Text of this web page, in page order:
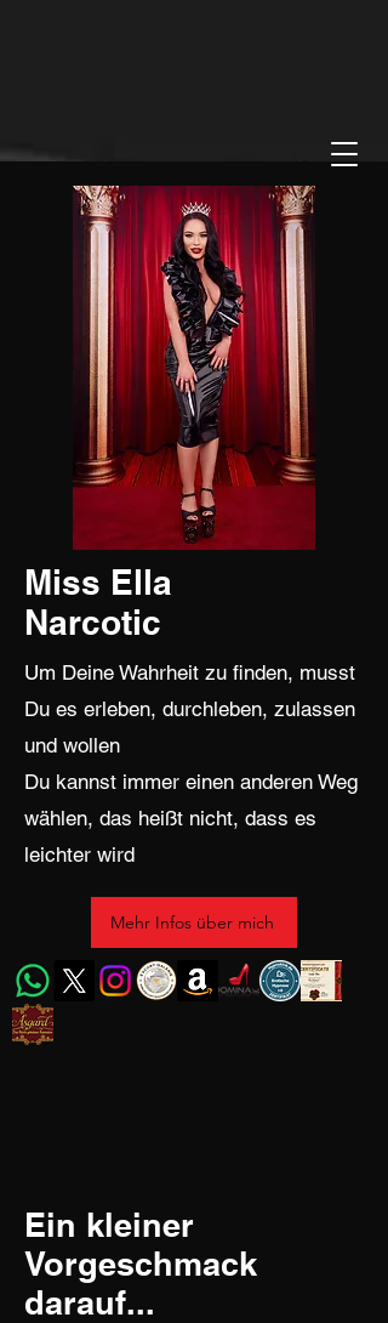
Miss Ella
Narcotic
Um Deine Wahrheit zu finden, musst
Du es erleben, durchleben, zulassen
und wollen
Du kannst immer einen anderen Weg
wählen, das heißt nicht, dass es
leichter wird
Mehr Infos über mich
Ein kleiner
Vorgeschmack
darauf...